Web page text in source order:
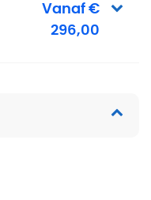
Vanaf €
296,00